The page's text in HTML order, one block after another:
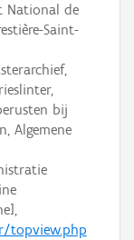
National de
Saint-
bij
Algemene
topview.php